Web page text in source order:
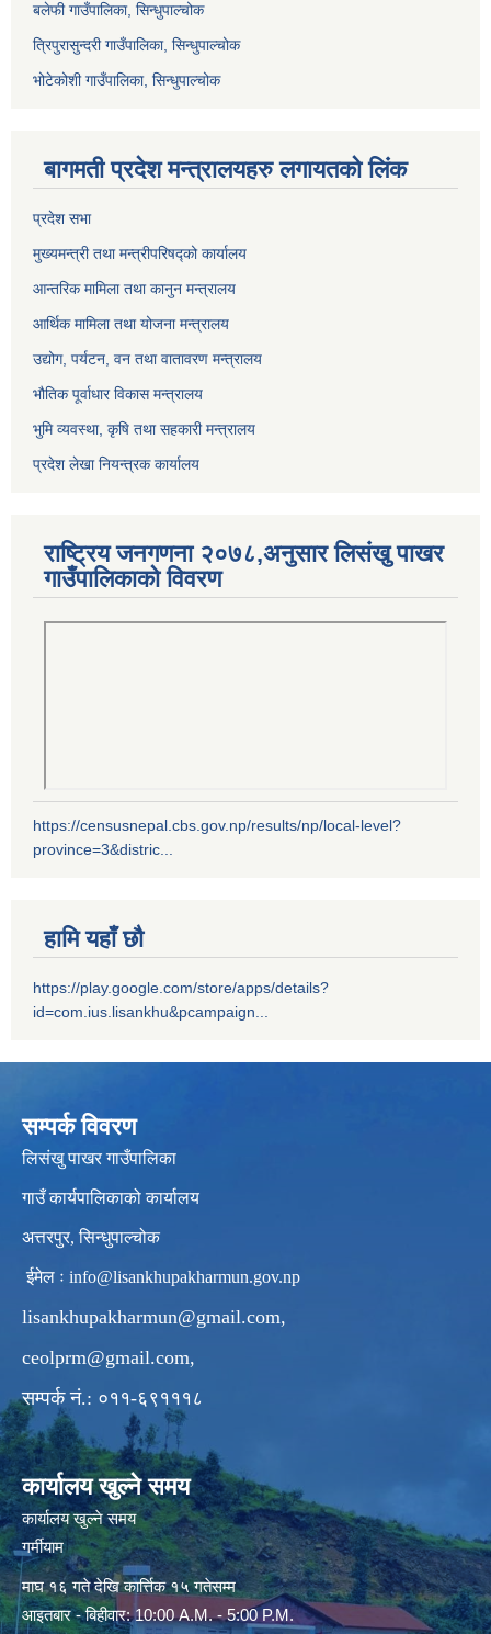
बलेफी गाउँपालिका, सिन्धुपाल्चोक
त्रिपुरासुन्दरी गाउँपालिका, सिन्धुपाल्चोक
भोटेकोशी गाउँपालिका, सिन्धुपाल्चोक
बागमती प्रदेश मन्त्रालयहरु लगायतको लिंक
प्रदेश सभा
मुख्यमन्त्री तथा मन्त्रीपरिषद्को कार्यालय
आन्तरिक मामिला तथा कानुन मन्त्रालय
आर्थिक मामिला तथा योजना मन्त्रालय
उद्योग, पर्यटन, वन तथा वातावरण मन्त्रालय
भौतिक पूर्वाधार विकास मन्त्रालय
भुमि व्यवस्था, कृषि तथा सहकारी मन्त्रालय
प्रदेश लेखा नियन्त्रक कार्यालय
राष्ट्रिय जनगणना २०७८,अनुसार लिसंखु पाखर
गाउँपालिकाको विवरण
https://censusnepal.cbs.gov.np/results/np/local-level?
province=3&distric...
हामि यहाँ छौ
https://play.google.com/store/apps/details?
id=com.ius.lisankhu&pcampaign...
सम्पर्क विवरण
लिसंखु पाखर गाउँपालिका
गाउँ कार्यपालिकाको कार्यालय
अत्तरपुर, सिन्धुपाल्चोक
ईमेल ः info@lisankhupakharmun.gov.np
lisankhupakharmun@gmail.com,
ceolprm@gmail.com,
सम्पर्क नं.: ०११-६९१११८
कार्यालय खुल्ने समय
कार्यालय खुल्ने समय
गर्मीयाम
माघ १६ गते देखि कार्त्तिक १५ गतेसम्म
आइतबार - बिहीवार: 10:00 A.M. - 5:00 P.M.